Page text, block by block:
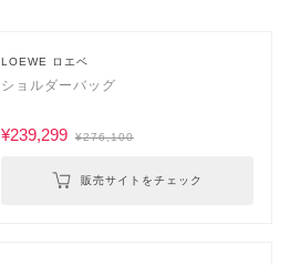
LOEWE ロエベ
ショルダーバッグ
¥239,299 ¥276,100
販売サイトをチェック